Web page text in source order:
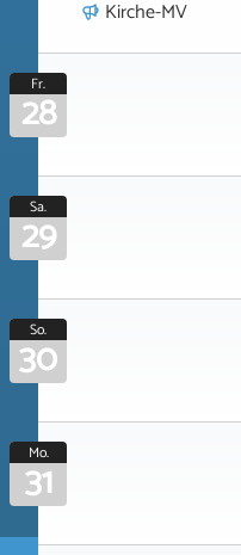
Kirche-MV
Fr.
28
Sa.
29
So.
30
Mo.
31